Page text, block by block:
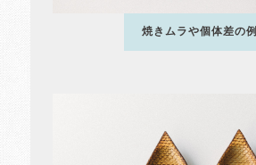
焼きムラや個体差の例